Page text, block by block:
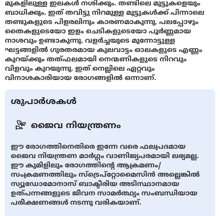
മുകളിലുള്ള ഇലകള്‍ നശിക്കും. തണ്ടിലെ മുട്ടുകളെയും
ബാധിക്കും. ഇത് തവിട്ടു നിറമുള്ള മുട്ടുകള്‍ക്ക് പിന്നാലെ
തണ്ടുകളുടെ പിളരലിനും കാരണമാകുന്നു, പലപ്പോഴും
തൈകളുടെയോ ഇളം ചെടികളുടെയോ പൂര്‍ണ്ണമായ
നാശവും ഉണ്ടാകുന്നു. വളര്‍ച്ചയുടെ മുന്നോട്ടുള്ള
ഘട്ടങ്ങളില്‍ ഗുരതരമായ കുലവാട്ടം ഓലകളുടെ എണ്ണം
കുറയ്ക്കും തത്ഫലമായി നെന്മണികളുടെ നിറവും
വിളവും കുറയുന്നു. ഇത് നെല്ലിലെ ഏറ്റവും
വിനാശകാരിയായ രോഗങ്ങളില്‍ ഒന്നാണ്.
ശുപാർശകൾ
ജൈവ നിയന്ത്രണം
ഈ രോഗത്തിനെതിരെ ഇന്നേ വരെ ഫലപ്രദമായ
ജൈവ നിയന്ത്രണ മാര്‍ഗ്ഗം വാണിജ്യപരമായി ലഭ്യമല്ല.
ഈ കുമിളിലും രോഗത്തിന്റെ ആക്രമണം/
സംക്രമണത്തിലും സ്ട്രെപ്റ്റോമൈസിന്‍ അല്ലെങ്കില്‍
സ്യൂഡോമോനാസ് ബാക്ടീരിയ അടിസ്ഥാനമായ
ഉത്പന്നങ്ങളുടെ ജീവന സാമര്‍ത്ഥ്യം സംബന്ധിയായ
പരീക്ഷണങ്ങള്‍ നടന്നു വരികയാണ്‌.